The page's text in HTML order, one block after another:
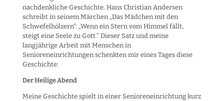
nachdenkliche Geschichte. Hans Christian Andersen
schreibt in seinem Märchen „Das Mädchen mit den
Schwefelhölzern“: „Wenn ein Stern vom Himmel fällt,
steigt eine Seele zu Gott.“ Dieser Satz und meine
langjährige Arbeit mit Menschen in
Senioreneinrichtungen schenkten mir eines Tages diese
Geschichte:
Der Heilige Abend
Meine Geschichte spielt in einer Senioreneinrichtung kurz